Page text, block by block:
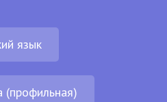
язык
(профильная)